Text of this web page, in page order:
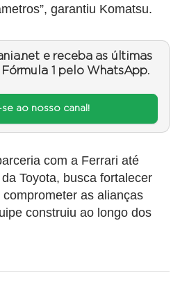
garantiu Komatsu.
e receba as últimas
1 pelo WhatsApp.
ao nosso canal!
com a Ferrari até
Toyota, busca fortalecer
as alianças
construiu ao longo dos